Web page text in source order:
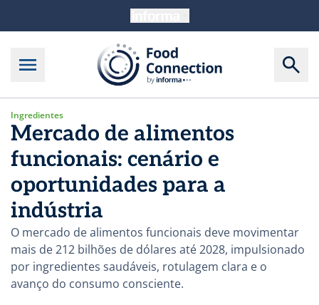
Ingredientes
Mercado de alimentos
funcionais: cenário e
oportunidades para a
indústria
O mercado de alimentos funcionais deve movimentar
mais de 212 bilhões de dólares até 2028, impulsionado
por ingredientes saudáveis, rotulagem clara e o
avanço do consumo consciente.